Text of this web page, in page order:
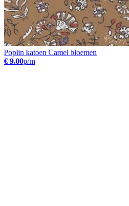
Poplin katoen Camel bloemen
€ 9.00p/m